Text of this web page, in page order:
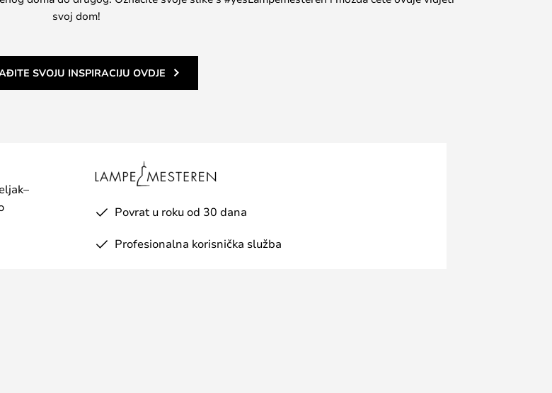
svoj dom!
SVOJU INSPIRACIJU OVDJE
Povrat u roku od 30 dana
Profesionalna korisnička služba